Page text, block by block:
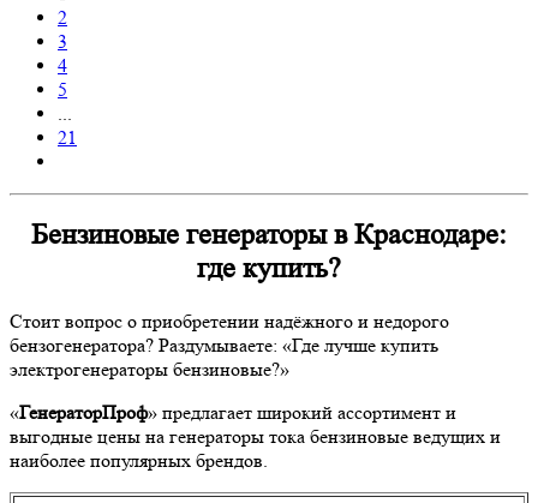
2
3
4
5
21
Бензиновые генераторы в Краснодаре:
где купить?
Стоит вопрос о приобретении надёжного и недорого
бензогенератора? Раздумываете: «Где лучше купить
электрогенераторы бензиновые?»
«ГенераторПроф» предлагает широкий ассортимент и
выгодные цены на генераторы тока бензиновые ведущих и
наиболее популярных брендов.